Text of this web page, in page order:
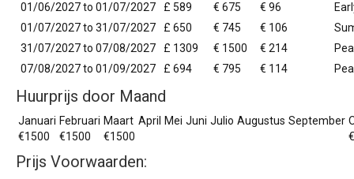
01/06/2027 to 01/07/2027
£ 589 € 675 € 96
01/07/2027 to 31/07/2027
£ 650 € 745 € 106
31/07/2027 to 07/08/2027
£ 1309 € 1500 € 214
07/08/2027 to 01/09/2027
£ 694 € 795 € 114
Huurprijs door Maand
Januari Februari Maart April Mei Juni Julio Augustus September
€1500
€1500 €1500
Prijs Voorwaarden: